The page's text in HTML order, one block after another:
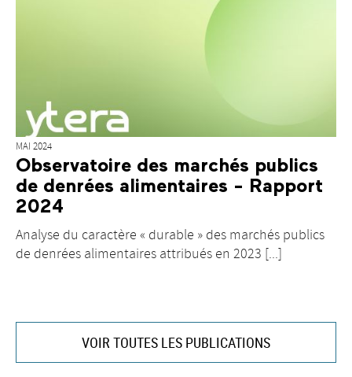
MAI 2024
Observatoire des marchés publics
de denrées alimentaires - Rapport
2024
Analyse du caractère « durable » des marchés publics
de denrées alimentaires attribués en 2023 [...]
VOIR TOUTES LES PUBLICATIONS